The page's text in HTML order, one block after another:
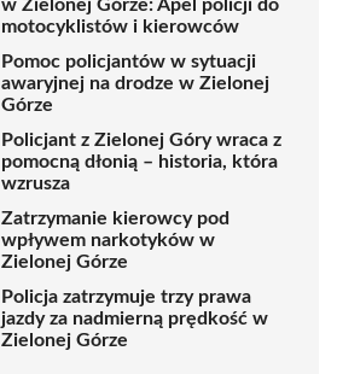
w Zielonej Górze: Apel policji do
motocyklistów i kierowców
Pomoc policjantów w sytuacji
awaryjnej na drodze w Zielonej
Górze
Policjant z Zielonej Góry wraca z
pomocną dłonią – historia, która
wzrusza
Zatrzymanie kierowcy pod
wpływem narkotyków w
Zielonej Górze
Policja zatrzymuje trzy prawa
jazdy za nadmierną prędkość w
Zielonej Górze